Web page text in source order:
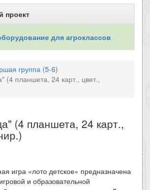
проект
для агроклассов
группа (5-6)
(4 планшета, 24 карт., цвет.,
(4 планшета, 24 карт.,
игра «лото детское» предназначена
и образовательной